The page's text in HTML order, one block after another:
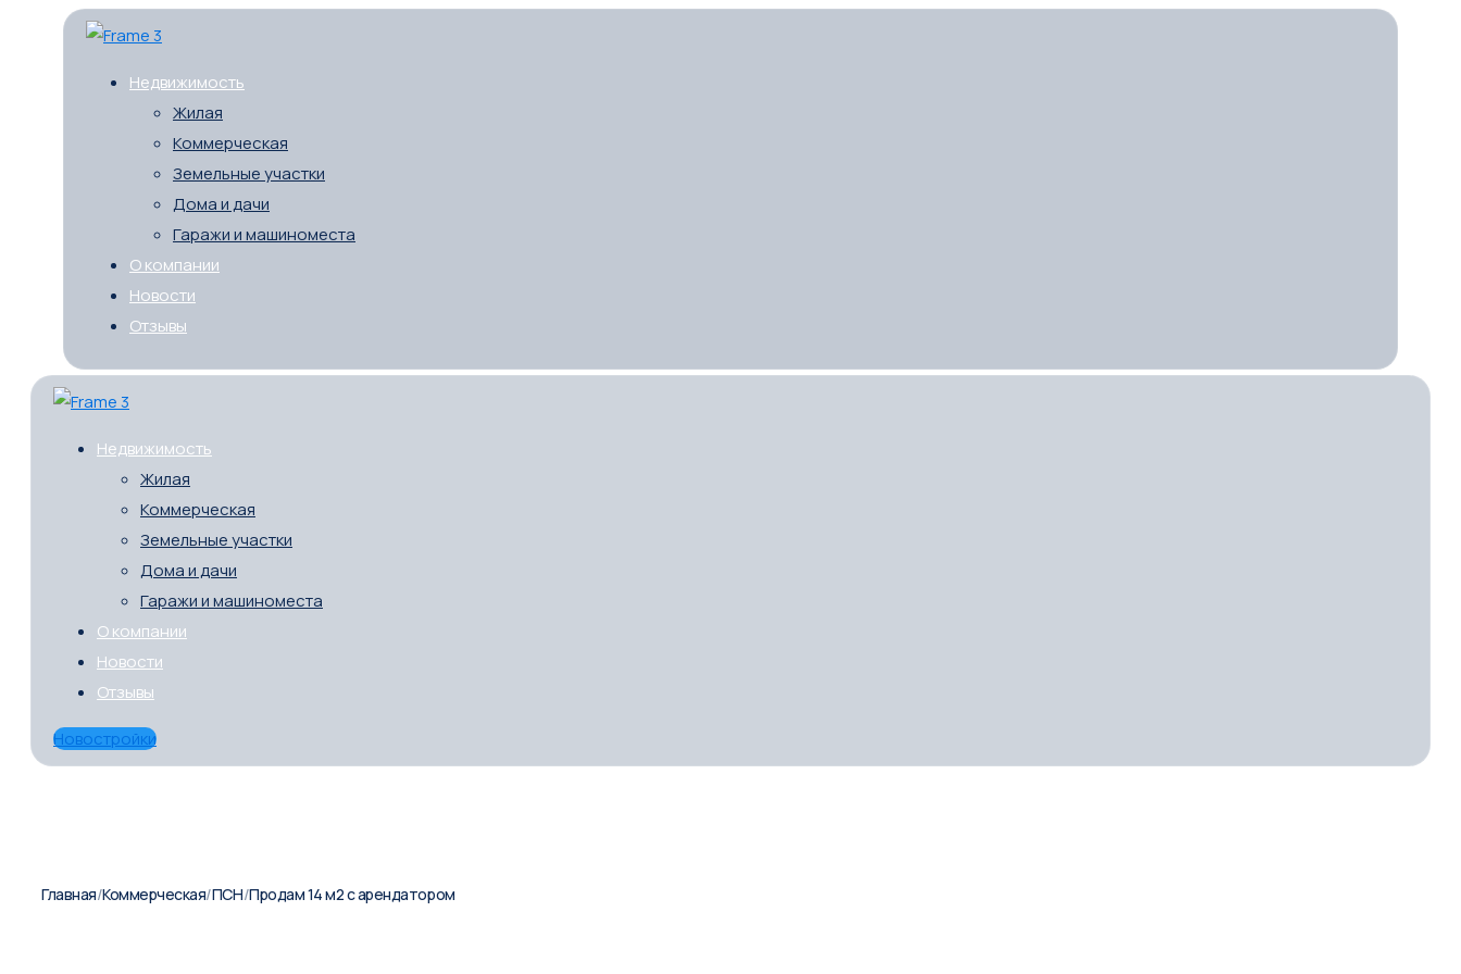
Недвижимость
Жилая
Коммерческая
Земельные участки
Дома и дачи
Гаражи и машиноместа
О компании
Новости
Отзывы
Недвижимость
Жилая
Коммерческая
Земельные участки
Дома и дачи
Гаражи и машиноместа
О компании
Новости
Отзывы
Новостройки
Главная/Коммерческая/ПСН/Продам 14 м2 с арендатором